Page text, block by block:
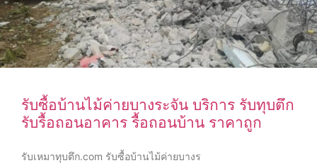
รับซื้อบ้านไม้ค่ายบางระจัน บริการ รับทุบตึก
รับรื้อถอนอาคาร รื้อถอนบ้าน ราคาถูก
รับเหมาทุบตึก.com รับซื้อบ้านไม้ค่ายบางร